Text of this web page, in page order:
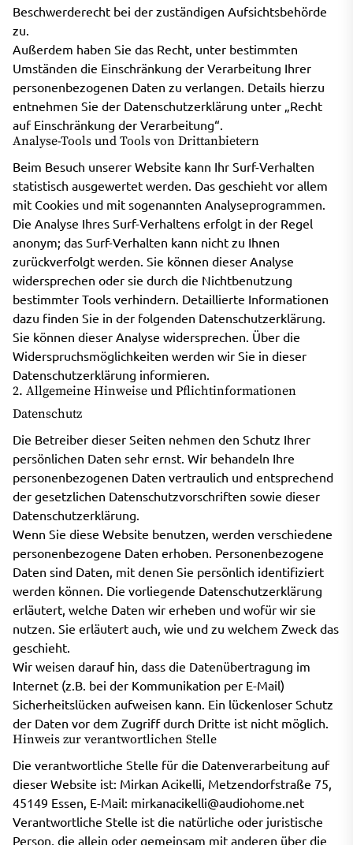
Beschwerderecht bei der zuständigen Aufsichtsbehörde
zu.
Außerdem haben Sie das Recht, unter bestimmten
Umständen die Einschränkung der Verarbeitung Ihrer
personenbezogenen Daten zu verlangen. Details hierzu
entnehmen Sie der Datenschutzerklärung unter „Recht
auf Einschränkung der Verarbeitung“.
Analyse-Tools und Tools von Drittanbietern
Beim Besuch unserer Website kann Ihr Surf-Verhalten
statistisch ausgewertet werden. Das geschieht vor allem
mit Cookies und mit sogenannten Analyseprogrammen.
Die Analyse Ihres Surf-Verhaltens erfolgt in der Regel
anonym; das Surf-Verhalten kann nicht zu Ihnen
zurückverfolgt werden. Sie können dieser Analyse
widersprechen oder sie durch die Nichtbenutzung
bestimmter Tools verhindern. Detaillierte Informationen
dazu finden Sie in der folgenden Datenschutzerklärung.
Sie können dieser Analyse widersprechen. Über die
Widerspruchsmöglichkeiten werden wir Sie in dieser
Datenschutzerklärung informieren.
2. Allgemeine Hinweise und Pflichtinformationen
Datenschutz
Die Betreiber dieser Seiten nehmen den Schutz Ihrer
persönlichen Daten sehr ernst. Wir behandeln Ihre
personenbezogenen Daten vertraulich und entsprechend
der gesetzlichen Datenschutzvorschriften sowie dieser
Datenschutzerklärung.
Wenn Sie diese Website benutzen, werden verschiedene
personenbezogene Daten erhoben. Personenbezogene
Daten sind Daten, mit denen Sie persönlich identifiziert
werden können. Die vorliegende Datenschutzerklärung
erläutert, welche Daten wir erheben und wofür wir sie
nutzen. Sie erläutert auch, wie und zu welchem Zweck das
geschieht.
Wir weisen darauf hin, dass die Datenübertragung im
Internet (z.B. bei der Kommunikation per E-Mail)
Sicherheitslücken aufweisen kann. Ein lückenloser Schutz
der Daten vor dem Zugriff durch Dritte ist nicht möglich.
Hinweis zur verantwortlichen Stelle
Die verantwortliche Stelle für die Datenverarbeitung auf
dieser Website ist: Mirkan Acikelli, Metzendorfstraße 75,
45149 Essen, E-Mail: mirkanacikelli@audiohome.net
Verantwortliche Stelle ist die natürliche oder juristische
Person, die allein oder gemeinsam mit anderen über die